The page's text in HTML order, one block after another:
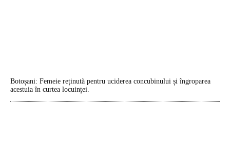
Botoșani: Femeie reținută pentru uciderea concubinului și îngroparea
acestuia în curtea locuinței.